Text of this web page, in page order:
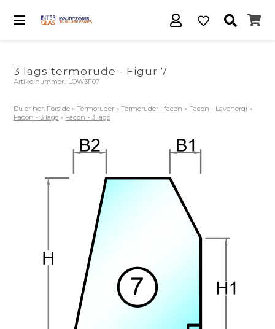
3 lags termorude - Figur 7
Artikelnummer.: LOW3F07
Du er her: Forside »Termoruder »Termoruder i facon » Facon - Lavenergi »
Facon - 3 lags » Facon - 3 lags